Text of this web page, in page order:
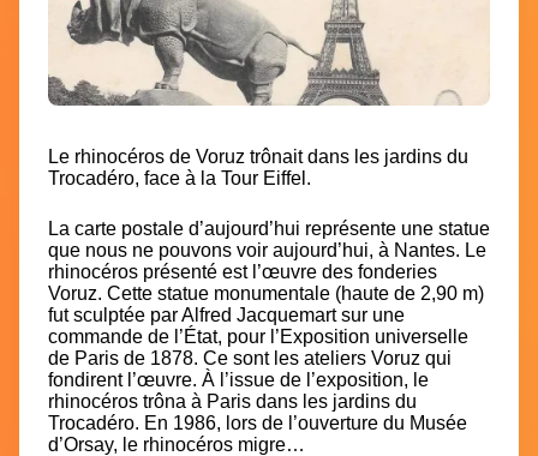
Le rhinocéros de Voruz trônait dans les jardins du
Trocadéro, face à la Tour Eiffel.
La carte postale d’aujourd’hui représente une statue
que nous ne pouvons voir aujourd’hui, à Nantes. Le
rhinocéros présenté est l’œuvre des fonderies
Voruz. Cette statue monumentale (haute de 2,90 m)
fut sculptée par Alfred Jacquemart sur une
commande de l’État, pour l’Exposition universelle
de Paris de 1878. Ce sont les ateliers Voruz qui
fondirent l’œuvre. À l’issue de l’exposition, le
rhinocéros trôna à Paris dans les jardins du
Trocadéro. En 1986, lors de l’ouverture du Musée
d’Orsay, le rhinocéros migre…